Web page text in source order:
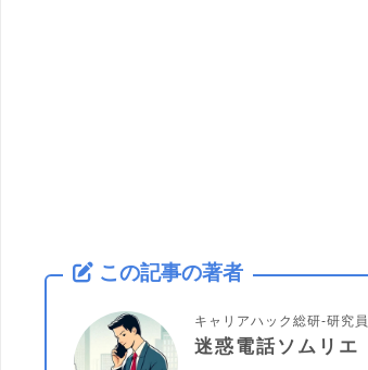
この記事の著者
キャリアハック総研-研究員
迷惑電話ソムリエ